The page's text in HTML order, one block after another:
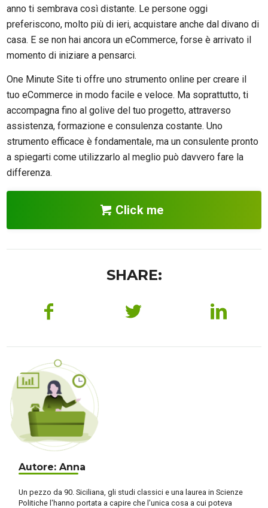
anno ti sembrava così distante. Le persone oggi
preferiscono, molto più di ieri, acquistare anche dal divano di
casa. E se non hai ancora un eCommerce, forse è arrivato il
momento di iniziare a pensarci.
One Minute Site ti offre uno strumento online per creare il
tuo eCommerce in modo facile e veloce. Ma soprattutto, ti
accompagna fino al golive del tuo progetto, attraverso
assistenza, formazione e consulenza costante. Uno
strumento efficace è fondamentale, ma un consulente pronto
a spiegarti come utilizzarlo al meglio può davvero fare la
differenza.
Click me
SHARE:
Autore: Anna
Un pezzo da 90. Siciliana, gli studi classici e una laurea in Scienze
Politiche l'hanno portata a capire che l'unica cosa a cui poteva